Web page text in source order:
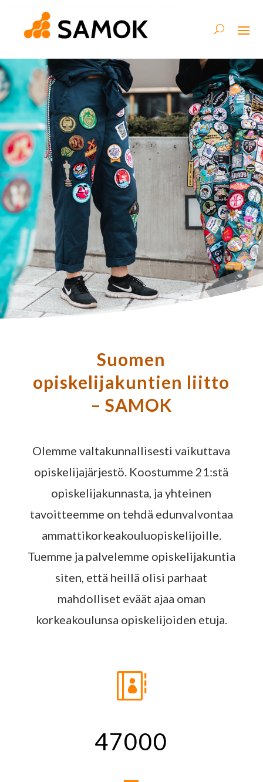
Suomen
opiskelijakuntien liitto
– SAMOK
Olemme valtakunnallisesti vaikuttava
opiskelijajärjestö. Koostumme 21:stä
opiskelijakunnasta, ja yhteinen
tavoitteemme on tehdä edunvalvontaa
ammattikorkeakouluopiskelijoille.
Tuemme ja palvelemme opiskelijakuntia
siten, että heillä olisi parhaat
mahdolliset eväät ajaa oman
korkeakoulunsa opiskelijoiden etuja.

47000